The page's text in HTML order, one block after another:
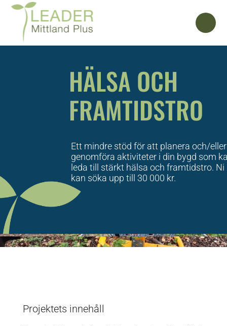
HÄLSA OCH
FRAMTIDSTRO
Ett mindre stöd för att planera och/eller
genomföra aktiviteter i din bygd som
leda till stärkt hälsa och framtidstro. Ni
kan söka upp till 30 000 kr.
Projektets innehåll